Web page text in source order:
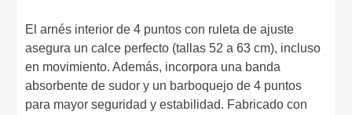
El arnés interior de 4 puntos con ruleta de ajuste
asegura un calce perfecto (tallas 52 a 63 cm), incluso
en movimiento. Además, incorpora una banda
absorbente de sudor y un barboquejo de 4 puntos
para mayor seguridad y estabilidad. Fabricado con